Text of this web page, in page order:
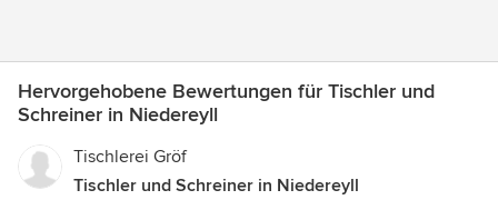
Hervorgehobene Bewertungen für Tischler und
Schreiner in Niedereyll
Tischlerei Gröf
Tischler und Schreiner in Niedereyll